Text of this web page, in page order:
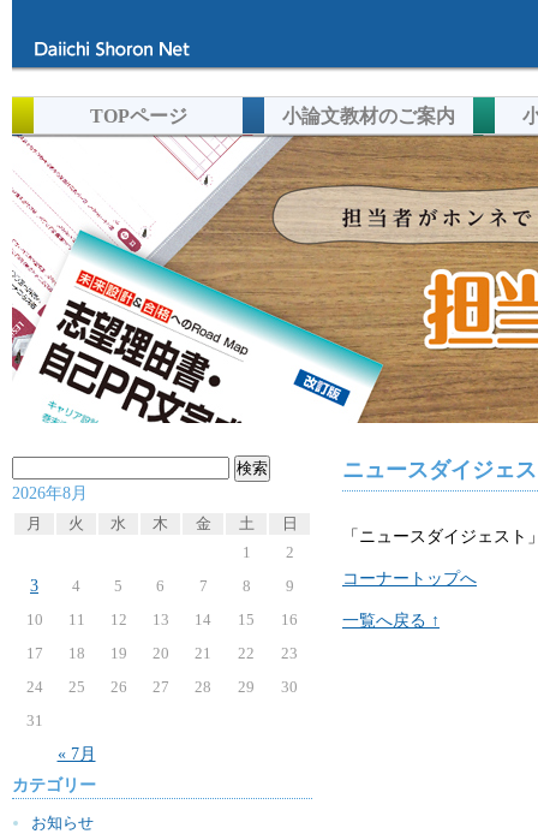
TOPページ 小論文教材のご案内
索:
2026年8月
月
火 水 木 金 土 日
« 7月
1
2
3
4 5 6 7 8
9
10
11 12 13 14 15
16
17
18 19 20 21 22
23
24
25 26 27 28 29
30
31
カテゴリー
お知らせ
ニュースダイジェ
「ニュースダイジェス
コーナートップへ
一覧へ戻る ↑